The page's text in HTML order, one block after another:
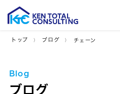
トップ ブログ チェーン
Blog
ブログ